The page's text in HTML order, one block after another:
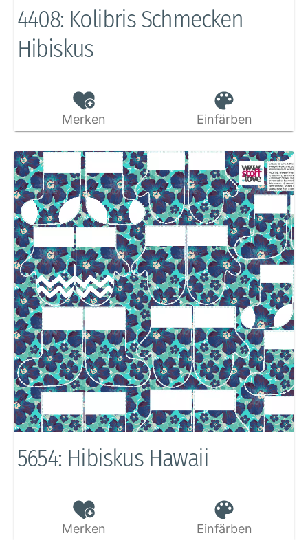
4408: Kolibris Schmecken
Hibiskus
Merken Einfärben
5654: Hibiskus Hawaii
Merken Einfärben